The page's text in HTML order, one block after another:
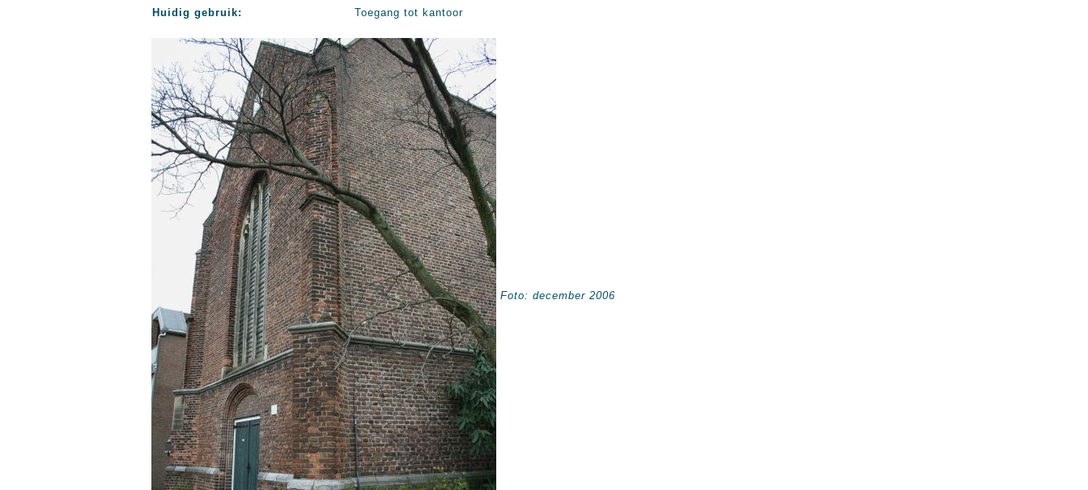
Huidig gebruik: Toegang tot kantoor
Foto: december 2006